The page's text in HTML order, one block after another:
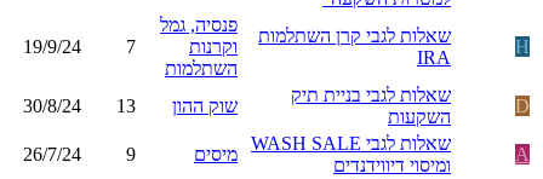
H
שאלות לגבי קרן השתלמות
IRA
פנסיה, גמל
וקרנות
השתלמות
7
19/9/24
D
שאלות לגבי בניית תיק
השקעות
שוק ההון 13
30/8/24
A
שאלות לגבי WASH SALE
ומיסוי דיווידנדים
מיסים 9
26/7/24